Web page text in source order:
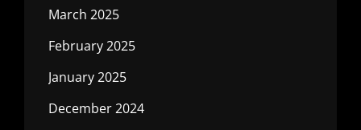
March 2025
February 2025
January 2025
December 2024